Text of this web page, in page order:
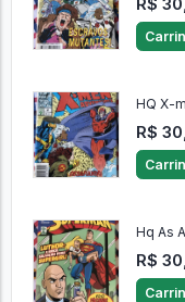
HQ X-
R$
Hq As
R$